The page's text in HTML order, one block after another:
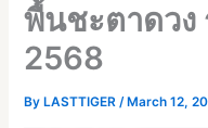
พื้นชะตาดวง
2568
By LASTTIGER/ March 12,